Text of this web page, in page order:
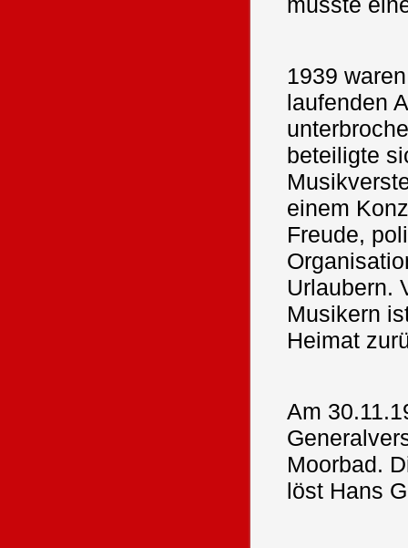
1939
laufenden
beteiligte
einem
Freude,
Urlaubern.
Musikern
Heimat
Am
Moorbad.
löst Hans